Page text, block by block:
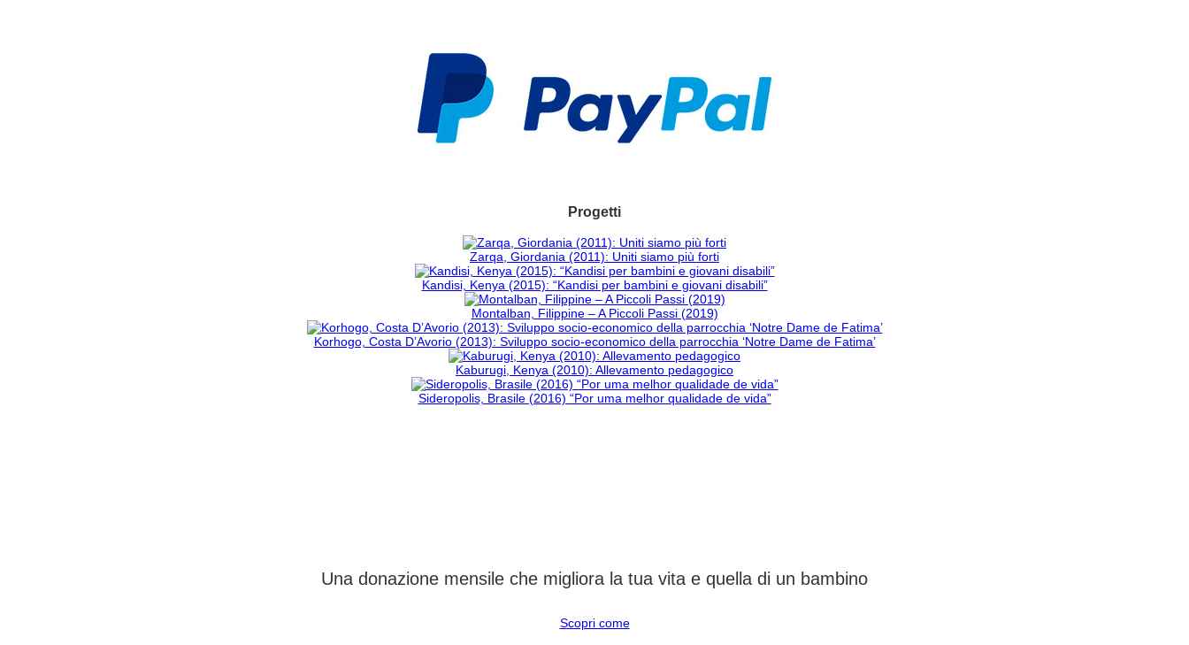
Progetti
Zarqa, Giordania (2011): Uniti siamo più forti
Kandisi, Kenya (2015): “Kandisi per bambini e giovani disabili”
Montalban, Filippine – A Piccoli Passi (2019)
Korhogo, Costa D’Avorio (2013): Sviluppo socio-economico della parrocchia ‘Notre Dame de Fatima’
Kaburugi, Kenya (2010): Allevamento pedagogico
Sideropolis, Brasile (2016) “Por uma melhor qualidade de vida”
Una donazione mensile che migliora la tua vita e quella di un bambino
Scopri come